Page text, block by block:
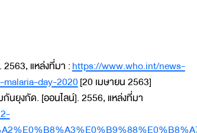
แหล่งที่มา :https://www.who.int/news-
day-2020[20 เมษายน 2563]
กันยุงกัด. [ออนไลน์]. 2556, แหล่งที่มา